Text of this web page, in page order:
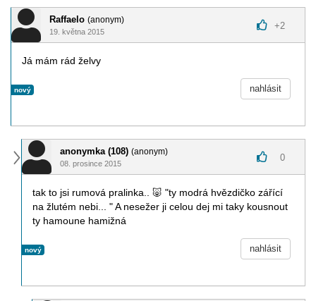
Raffaelo (anonym)
19. května 2015
+2
Já mám rád želvy
nový nahlásit
anonymka (108) (anonym)
08. prosince 2015
0
tak to jsi rumová pralinka.. 🐷 "ty modrá hvězdičko zářící
na žlutém nebi... " A nesežer ji celou dej mi taky kousnout
ty hamoune hamižná
nový nahlásit